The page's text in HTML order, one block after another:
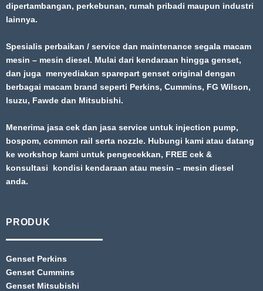
dipertambangan, perkebunan, rumah pribadi maupun industri
lainnya.
Spesialis perbaikan / service dan maintenance segala macam
mesin – mesin diesel. Mulai dari kendaraan hingga genset,
dan juga menyediakan sparepart genset original dengan
berbagai macam brand seperti Perkins, Cummins, FG Wilson,
Isuzu, Fawde dan Mitsubishi.
Menerima jasa cek dan jasa service untuk injection pump,
bospom, common rail serta nozzle. Hubungi kami atau datang
ke workshop kami untuk pengecekkan, FREE cek &
konsultasi kondisi kendaraan atau mesin – mesin diesel
anda.
PRODUK
Genset Perkins
Genset Cummins
Genset Mitsubishi